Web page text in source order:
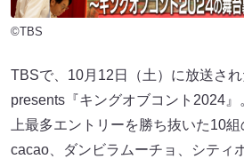
©TBS
TBSで、10月12日（土）に放送され
presents『キングオブコント2024
上最多エントリーを勝ち抜いた10組
cacao、ダンビラムーチョ、シティ